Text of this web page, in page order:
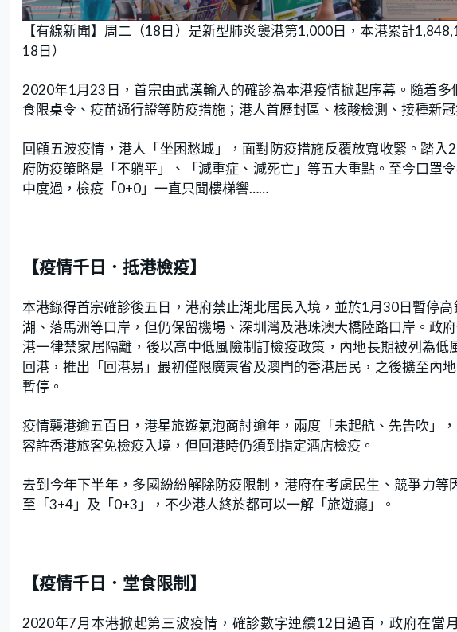
【有線新聞】周二（18日）是新型肺炎襲港第1,000日，本港累計
18日）
2020年1月23日，首宗由武漢輸入的確診為本港疫情掀起序幕。隨着
食限桌令、疫苗通行證等防疫措施；港人首歷封區、核酸檢測、接種新
回顧五波疫情，港人「坐困愁城」，面對防疫措施反覆放寬收緊。踏
府防疫策略是「不躺平」、「減重症、減死亡」等五大重點。至今口罩
中度過，檢疫「0+0」一直只聞樓梯響……
【疫情千日．抵港檢疫】
本港錄得首宗確診後五日，港府禁止湖北居民入境，並於1月30日暫停
湖、落馬洲等口岸，但仍保留機場、深圳灣及港珠澳大橋陸路口岸。政
港一律禁家居隔離，後以高中低風險制訂檢疫政策，內地長期被列為
回港，推出「回港易」最初僅限廣東省及澳門的香港居民，之後擴至內
暫停。
疫情襲港逾五百日，港星旅遊氣泡商討逾年，兩度「未起航、先告吹」
容許香港旅客免檢疫入境，但回港時仍須到指定酒店檢疫。
去到今年下半年，多國紛紛解除防疫限制，港府在考慮民生、競爭力
至「3+4」及「0+3」，不少港人終於都可以一解「旅遊癮」。
【疫情千日．堂食限制】
2020年7月本港掀起第三波疫情，確診數字連續12日過百，政府在當